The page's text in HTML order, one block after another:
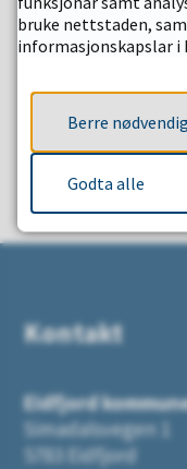
Fann
Kontakt
Eidfjord
Simadalsvegen 1
5783 Eidfjord
bruke nettstaden,
informasjonskapslar
Berre
Godta alle